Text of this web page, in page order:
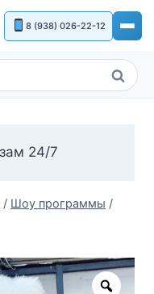
8 (938) 026-22-12
Поиск
24/7
/ Шоу программы /
Zoom